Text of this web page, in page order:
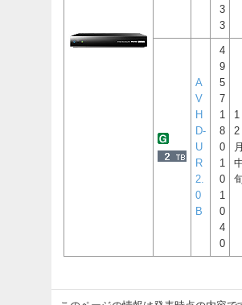
3
3
A
V
H
D-
U
R
2.
0
B
4
9
5
7
1
8
0
1
0
1
0
4
0
1
2
月